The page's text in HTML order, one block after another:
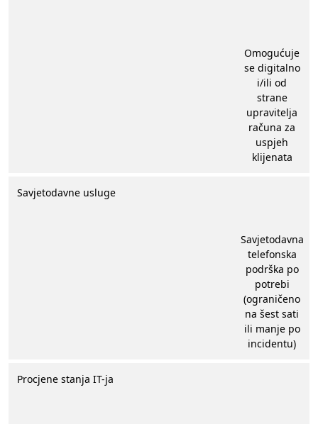
Omogućuje
se digitalno
i/ili od
strane
upravitelja
računa za
uspjeh
klijenata​
Savjetodavne usluge
Savjetodavna
telefonska
podrška po
potrebi
(ograničeno
na šest sati
ili manje po
incidentu)
Procjene stanja IT-ja